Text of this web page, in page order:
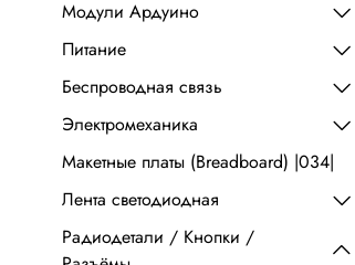
Модули Ардуино
Питание
Беспроводная связь
Электромеханика
Макетные платы (Breadboard) |034|
Лента светодиодная
Радиодетали / Кнопки /